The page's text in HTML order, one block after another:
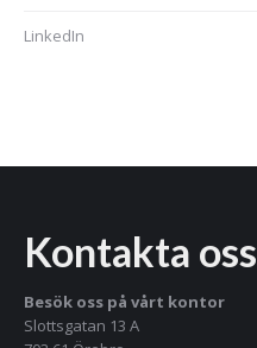
LinkedIn
Kontakta oss
Besök oss på vårt kontor
Slottsgatan 13 A